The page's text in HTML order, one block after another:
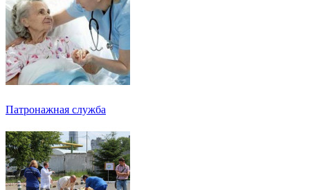
Патронажная служба